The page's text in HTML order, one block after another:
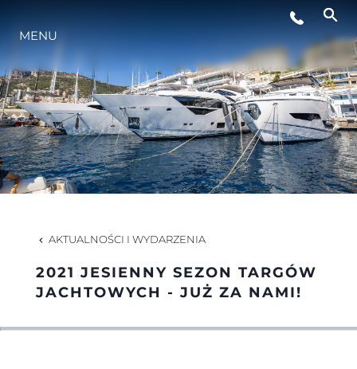
STYL ŻYCIA
INNOWACJA
PRZEDSIĘBIORSTWO
ZESPÓŁ
TRADYCJA
MENU
AKTUALNOŚCI I WYDARZENIA
2021 JESIENNY SEZON TARGÓW
JACHTOWYCH - JUŻ ZA NAMI!